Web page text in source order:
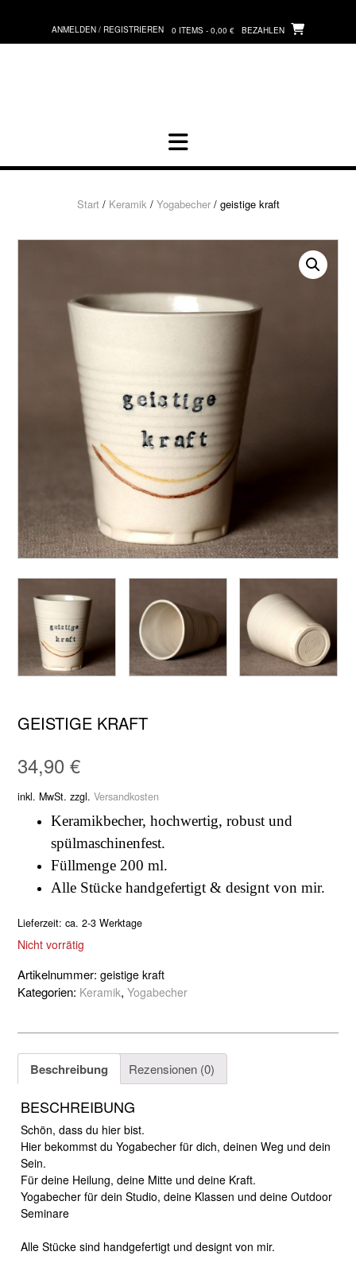
springen
ANMELDEN / REGISTRIEREN 0 ITEMS - 0,00 € BEZAHLEN
Start/ Keramik / Yogabecher/ geistige kraft
GEISTIGE KRAFT
34,90 €
inkl. MwSt. zzgl. Versandkosten
Keramikbecher, hochwertig, robust und
spülmaschinenfest.
Füllmenge 200 ml.
Alle Stücke handgefertigt & designt von mir.
Lieferzeit: ca. 2-3 Werktage
Nicht vorrätig
Artikelnummer: geistige kraft
Kategorien: Keramik, Yogabecher
Beschreibung Rezensionen (0)
BESCHREIBUNG
Schön, dass du hier bist.
Hier bekommst du Yogabecher für dich, deinen Weg und dein
Sein.
Für deine Heilung, deine Mitte und deine Kraft.
Yogabecher für dein Studio, deine Klassen und deine Outdoor
Seminare
Alle Stücke sind handgefertigt und designt von mir.